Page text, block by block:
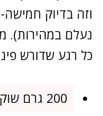
וזה בדיוק
נעלם במהירות).
כל רגע שדורש
200 גרם שוקולד מריר איכותי (לפחות 60% קקאו)